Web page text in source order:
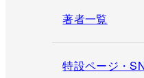
著者一覧
特設ページ・